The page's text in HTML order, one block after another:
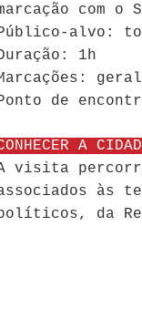
com o
alvo:
1h
de
A
visita
às
da